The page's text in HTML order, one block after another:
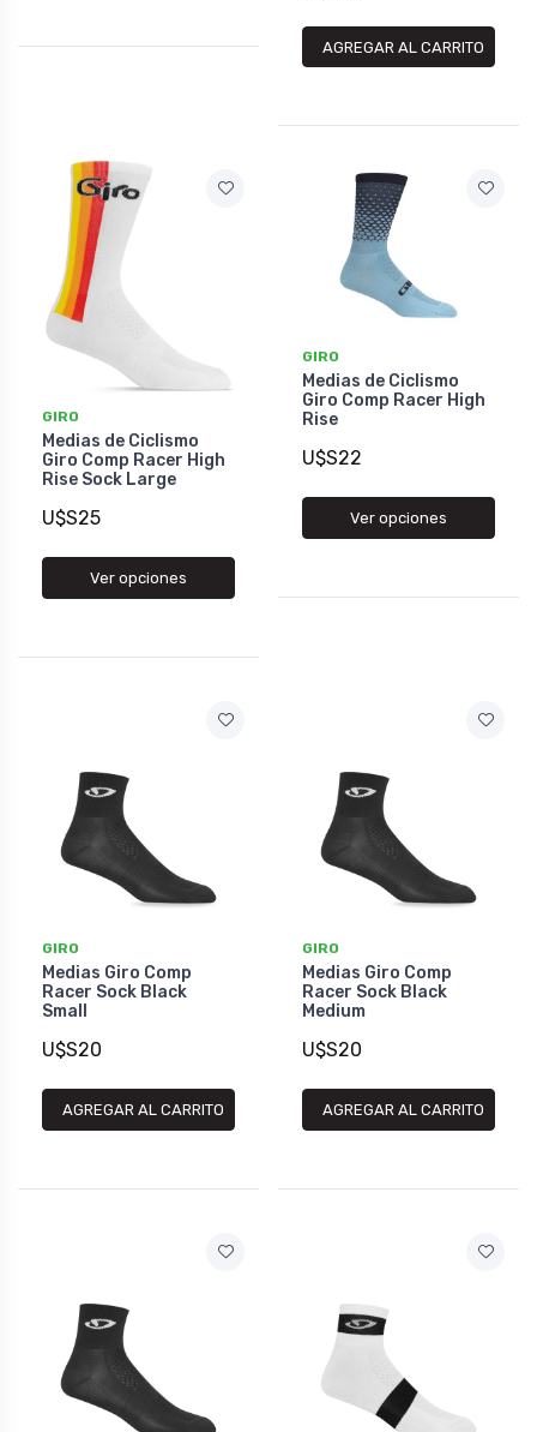
AGREGAR AL CARRITO
GIRO
Medias de Ciclismo
Giro Comp Racer High
Rise Sock Large
U$S25
Ver opciones
GIRO
Medias de Ciclismo
Giro Comp Racer High
Rise
U$S22
Ver opciones
GIRO
Medias Giro Comp
Racer Sock Black
Small
U$S20
AGREGAR AL CARRITO
GIRO
Medias Giro Comp
Racer Sock Black
Medium
U$S20
AGREGAR AL CARRITO